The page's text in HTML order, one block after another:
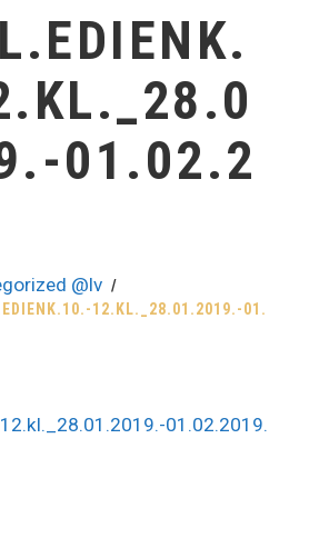
01.02.2
@lv
12.KL._28.01.2019.-01.
01.02.2019.